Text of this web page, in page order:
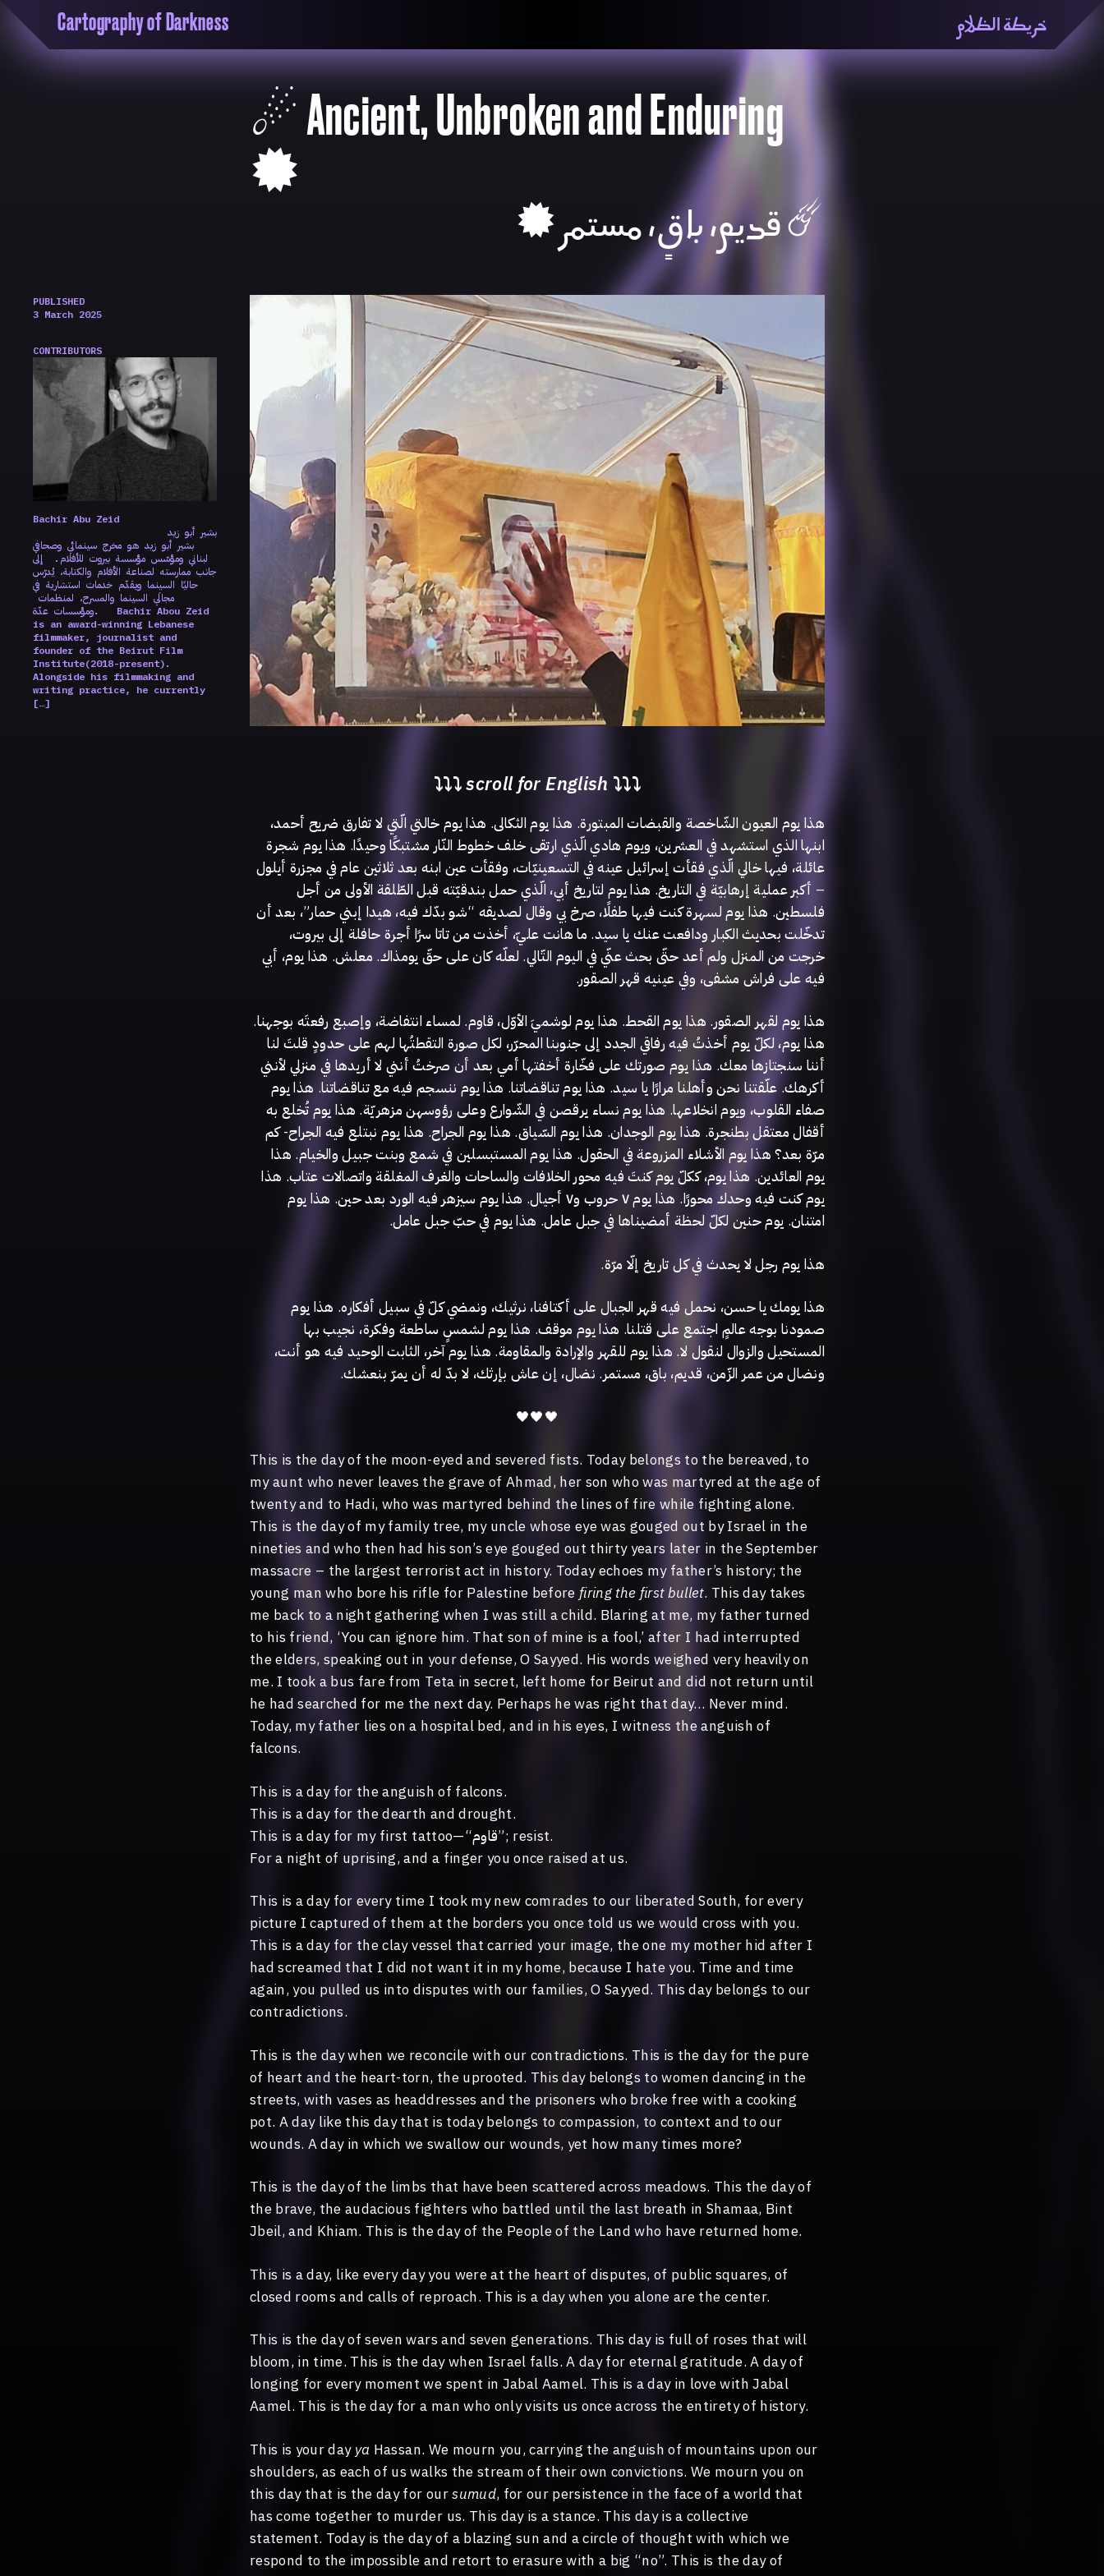
Cartography of Darkness خريطة الظلام
'Cartogrophy of Darkness' is a transclusive, collective
the unity of knowledge in our highly obfuscated, crisis-
ridden age. The platform is comprised of a triad of spaces: a
map, a repository and a periodical.
About
ماهيتنا
Periodical
السلسة
Repository
الحاوية
«خريطة الظّلام» هي منصّة بحثيّة تشاركيّة تستقصي مفاهيم العالميّة
☄︎ Ancient, Unbroken and Enduring
🟓
☄︎ قديم، باقٍ، مستمر 🟓
PUBLISHED
3 March 2025
CONTRIBUTORS
Bachir Abu Zeid
بشير أبو زيد
بشير أبو زيد هو مخرج سينمائي وصحافي
لبناني ومؤسّس مؤسسة بيروت للأفلام. إلى
جانب ممارسته لصناعة الأفلام والكتابة، يُدرّس
حاليًا السينما ويقدّم خدمات استشارية في
مجالَي السينما والمسرح، لمنظمات
ومؤسسات عدّة. Bachir Abou Zeid
is an award-winning Lebanese
filmmaker, journalist and
founder of the Beirut Film
Institute(2018-present).
Alongside his filmmaking and
writing practice, he currently
[…]
⤵⤵⤵scroll for English ⤵⤵⤵
هذا يوم العيون الشّاخصة والقبضات المبتورة. هذا يوم الثكالى. هذا يوم خالتي الّتي لا تفارق ضريح أحمد،
ابنها الذي استشهد في العشرين، ويوم هادي الّذي ارتقى خلف خطوط النّار مشتبكًا وحيدًا. هذا يوم شجرة
عائلة، فيها خالي الّذي فقأت إسرائيل عينه في التسعينيّات، وفقأت عين ابنه بعد ثلاثين عام في مجزرة أيلول
– أكبر عملية إرهابيّة في التاريخ. هذا يوم لتاريخ أبي، الّذي حمل بندقيّته قبل الطّلقة الأولى من أجل
فلسطين. هذا يوم لسهرة كنت فيها طفلًا، صرخ بي وقال لصديقه “شو بدّك فيه، هيدا إبني حمار”، بعد أن
تدخّلت بحديث الكبار ودافعت عنك يا سيد. ما هانت عليّ، أخذت من تاتا سرًا أجرة حافلة إلى بيروت،
خرجت من المنزل ولم أعد حتّى بحث عنّي في اليوم التّالي. لعلّه كان على حقّ يومذاك. معلش. هذا يوم، أبي
فيه على فراش مشفى، وفي عينيه قهر الصقور.
هذا يوم لقهر الصقور. هذا يوم القحط. هذا يوم لوشميَ الأوّل، قاوم. لمساء انتفاضة، وإصبع رفعتَه بوجهنا.
هذا يوم، لكلّ يوم أخذتُ فيه رفاقي الجدد إلى جنوبنا المحرّر، لكل صورة التقطتُها لهم على حدودٍ قلتَ لنا
أننا سنجتازها معك. هذا يوم صورتك على فخّارة أخفتها أمي بعد أن صرختُ أنني لا أريدها في منزلي لأنني
أكرهك. علّقتنا نحن وأهلنا مرارًا يا سيد. هذا يوم تناقضاتنا. هذا يوم ننسجم فيه مع تناقضاتنا. هذا يوم
صفاء القلوب، ويوم انخلاعها. هذا يوم نساء يرقصن في الشّوارع وعلى رؤوسهن مزهريّة. هذا يوم تُخلع به
أقفال معتقل بطنجرة. هذا يوم الوجدان. هذا يوم السّياق. هذا يوم الجراح. هذا يوم نبتلع فيه الجراح- كم
مرّة بعد؟ هذا يوم الأشلاء المزروعة في الحقول. هذا يوم المستبسلين في شمع وبنت جبيل والخيام. هذا
يوم العائدين. هذا يوم، ككلّ يوم كنتَ فيه محور الخلافات والساحات والغرف المغلقة واتصالات عتاب. هذا
يوم كنت فيه وحدك محورًا. هذا يوم ٧ حروب و٧ أجيال. هذا يوم سيزهر فيه الورد بعد حين. هذا يوم
امتنان. يوم حنين لكلّ لحظة أمضيناها في جبل عامل. هذا يوم في حبّ جبل عامل.
هذا يوم رجل لا يحدث في كل تاريخ إلّا مرّة.
هذا يومك يا حسن، نحمل فيه قهر الجبال على أكتافنا، نرثيك، ونمضي كلّ في سبيل أفكاره. هذا يوم
صمودنا بوجه عالمٍ اجتمع على قتلنا. هذا يوم موقف. هذا يوم لشمسٍ ساطعة وفكرة، نجيب بها
المستحيل والزوال لنقول لا. هذا يوم للقهر والإرادة والمقاومة. هذا يوم آخر، الثابت الوحيد فيه هو أنت،
ونضال من عمر الزّمن، قديم، باق، مستمر. نضال، إن عاش بإرثك، لا بدّ له أن يمرّ بنعشك.
🖤🖤🖤
This is the day of the moon-eyed and severed fists. Today belongs to the bereaved, to
my aunt who never leaves the grave of Ahmad, her son who was martyred at the age of
twenty and to Hadi, who was martyred behind the lines of fire while fighting alone.
This is the day of my family tree, my uncle whose eye was gouged out by Israel in the
nineties and who then had his son’s eye gouged out thirty years later in the September
massacre – the largest terrorist act in history. Today echoes my father’s history; the
young man who bore his rifle for Palestine before firing the first bullet. This day takes
me back to a night gathering when I was still a child. Blaring at me, my father turned
to his friend, ‘You can ignore him. That son of mine is a fool,’ after I had interrupted
the elders, speaking out in your defense, O Sayyed. His words weighed very heavily on
me. I took a bus fare from Teta in secret, left home for Beirut and did not return until
he had searched for me the next day. Perhaps he was right that day… Never mind.
Today, my father lies on a hospital bed, and in his eyes, I witness the anguish of
falcons.
This is a day for the anguish of falcons.
This is a day for the dearth and drought.
This is a day for my first tattoo—“قاوم”; resist.
For a night of uprising, and a finger you once raised at us.
This is a day for every time I took my new comrades to our liberated South, for every
picture I captured of them at the borders you once told us we would cross with you.
This is a day for the clay vessel that carried your image, the one my mother hid after I
had screamed that I did not want it in my home, because I hate you. Time and time
again, you pulled us into disputes with our families, O Sayyed. This day belongs to our
contradictions.
This is the day when we reconcile with our contradictions. This is the day for the pure
of heart and the heart-torn, the uprooted. This day belongs to women dancing in the
streets, with vases as headdresses and the prisoners who broke free with a cooking
pot. A day like this day that is today belongs to compassion, to context and to our
wounds. A day in which we swallow our wounds, yet how many times more?
This is the day of the limbs that have been scattered across meadows. This the day of
the brave, the audacious fighters who battled until the last breath in Shamaa, Bint
Jbeil, and Khiam. This is the day of the People of the Land who have returned home.
This is a day, like every day you were at the heart of disputes, of public squares, of
closed rooms and calls of reproach. This is a day when you alone are the center.
This is the day of seven wars and seven generations. This day is full of roses that will
bloom, in time. This is the day when Israel falls. A day for eternal gratitude. A day of
longing for every moment we spent in Jabal Aamel. This is a day in love with Jabal
Aamel. This is the day for a man who only visits us once across the entirety of history.
This is your day ya Hassan. We mourn you, carrying the anguish of mountains upon our
shoulders, as each of us walks the stream of their own convictions. We mourn you on
this day that is the day for oursumud, for our persistence in the face of a world that
has come together to murder us. This day is a stance. This day is a collective
statement. Today is the day of a blazing sun and a circle of thought with which we
respond to the impossible and retort to erasure with a big “no”. This is the day of